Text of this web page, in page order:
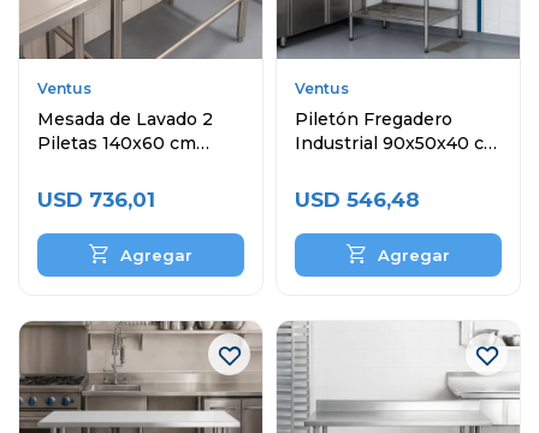
Ventus
Mesada de Lavado 2
Piletas 140x60 cm
USD 736,01
Ventus
Piletón Fregadero
Industrial 90x50x40 cm
USD 546,48